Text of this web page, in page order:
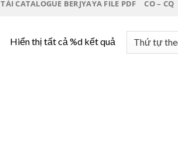
TẢI CATALOGUE BERJYAYA FILE PDF CO – CQ
Hiển thị tất cả %d kết quả